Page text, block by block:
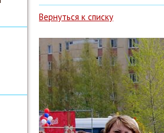
Вернуться к списку